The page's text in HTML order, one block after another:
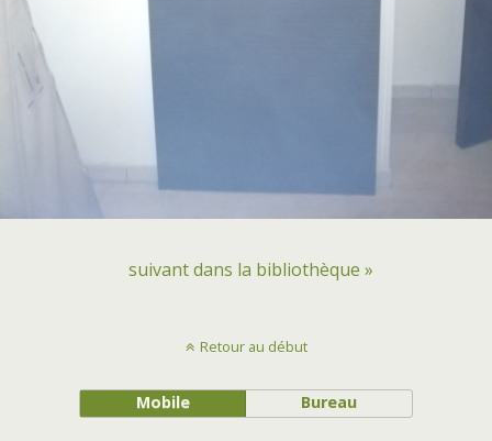
suivant dans la bibliothèque »
Retour au début
Mobile Bureau